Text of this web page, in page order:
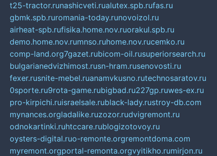
t25-tractor.runashicveti.rualutex.spb.rufas.ru
gbmk.spb.ruromania-today.runovoizol.ru
airheat-spb.rufisika.home.nov.ruorakul.spb.ru
demo.home.nov.rumnso.ruhome.nov.rucemko.ru
comp-land.org7gazet.rubicom-oil.rusuperiorsearch.ru
bulgarianedvizhimost.rusn-hram.rusenovosti.ru
fexer.rusnite-mebel.ruanamvkusno.rutechnosaratov.ru
0sporte.ru9rota-game.rubigbad.ru227gp.ruwes-ex.ru
pro-kirpichi.ruisraelsale.rublack-lady.rustroy-db.com
mynances.orgladalike.ruzozor.rudvigremont.ru
odnokartinki.ruhtccare.rublogizotovoy.ru
oysters-digital.ruo-remonte.orgremontdoma.com
myremont.orgportal-remonta.orgvyitikho.rumirjon.ru